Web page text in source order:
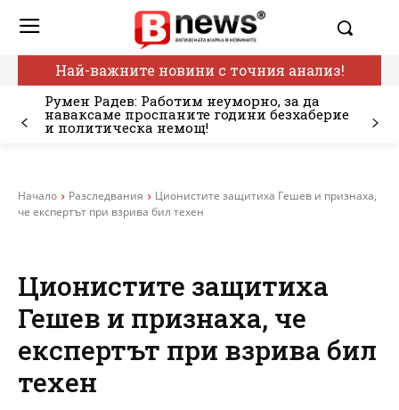
Най-важните новини с точния анализ!
Румен Радев: Работим неуморно, за да
наваксаме проспаните години безхаберие
и политическа немощ!
Начало Разследвания
Ционистите защитиха Гешев и признаха,
че експертът при взрива бил техен
Ционистите защитиха
Гешев и признаха, че
експертът при взрива бил
техен